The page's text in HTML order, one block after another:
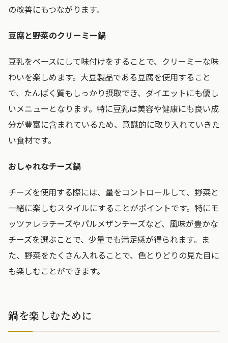
の改善にもつながります。
豆腐と野菜のクリーミー鍋
豆乳をベースにして味付けをすることで、クリーミーな味
わいを楽しめます。大豆製品である豆腐を使用すること
で、たんぱく質もしっかり摂取でき、ダイエットにも優し
いメニューとなります。特に豆乳は美容や健康にも良い成
分が豊富に含まれているため、意識的に取り入れていきた
い食材です。
おしゃれなチーズ鍋
チーズを使用する際には、量をコントロールして、野菜と
一緒に楽しむスタイルにすることがポイントです。特にモ
ッツァレラチーズやパルメザンチーズなど、風味が豊かな
チーズを選ぶことで、少量でも満足感が得られます。ま
た、野菜をたくさん入れることで、色とりどりの見た目に
も楽しむことができます。
鍋を楽しむために